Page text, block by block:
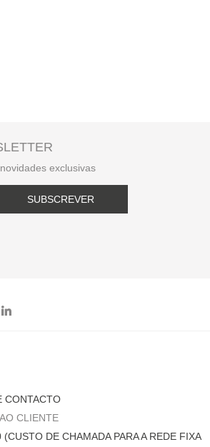
exclusivas
SUBSCREVER
CONTACTO
CLIENTE
DE CHAMADA PARA A REDE FIXA